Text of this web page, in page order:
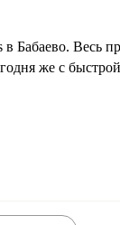
Бабаево. Весь
же с